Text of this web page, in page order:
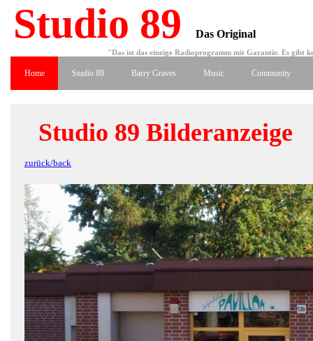
Studio 89 Das Original
"Das ist das einzige Radioprogramm mit Garantie. Es gibt
Home Studio 89 Barry Graves Music Community
Studio 89 Bilderanzeige
zurück/back